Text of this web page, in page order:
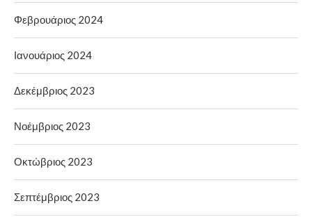
Φεβρουάριος 2024
Ιανουάριος 2024
Δεκέμβριος 2023
Νοέμβριος 2023
Οκτώβριος 2023
Σεπτέμβριος 2023